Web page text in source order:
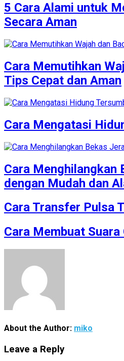
5 Cara Alami untuk
Secara Aman
Cara Memutihkan
Tips Cepat dan Aman
Cara Mengatasi
Cara Menghilangkan
dengan Mudah dan
Cara Transfer Pulsa
Cara Membuat Suara
About the Author: miko
Leave a Reply